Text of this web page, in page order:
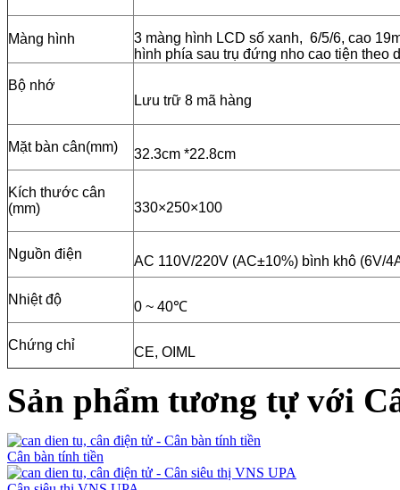
Màng hình
3 màng hình LCD số xanh, 6/5/6, cao
hình phía sau trụ đứng nho cao tiện theo
Bộ nhớ
Lưu trữ 8 mã hàng
Mặt bàn cân(mm) 32.3cm *22.8cm
Kích thước cân
(mm)
330×250×100
Nguồn điện AC 110V/220V (AC±10%) bình khô (6V/
Nhiệt độ 0 ~ 40℃
Chứng chỉ CE, OIML
Sản phẩm tương tự với
Cân bàn tính tiền